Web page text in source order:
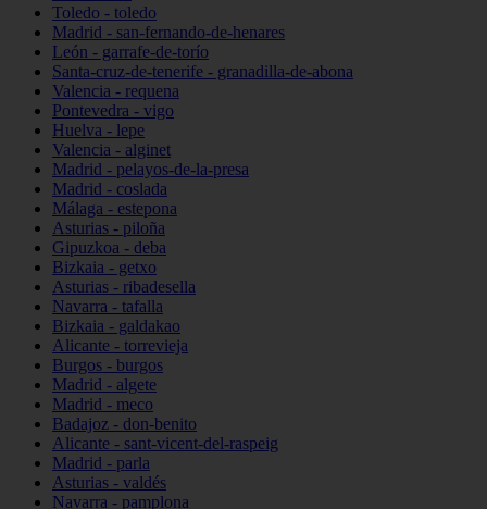
Toledo - toledo
Madrid - san-fernando-de-henares
León - garrafe-de-torío
Santa-cruz-de-tenerife - granadilla-de-abona
Valencia - requena
Pontevedra - vigo
Huelva - lepe
Valencia - alginet
Madrid - pelayos-de-la-presa
Madrid - coslada
Málaga - estepona
Asturias - piloña
Gipuzkoa - deba
Bizkaia - getxo
Asturias - ribadesella
Navarra - tafalla
Bizkaia - galdakao
Alicante - torrevieja
Burgos - burgos
Madrid - algete
Madrid - meco
Badajoz - don-benito
Alicante - sant-vicent-del-raspeig
Madrid - parla
Asturias - valdés
Navarra - pamplona